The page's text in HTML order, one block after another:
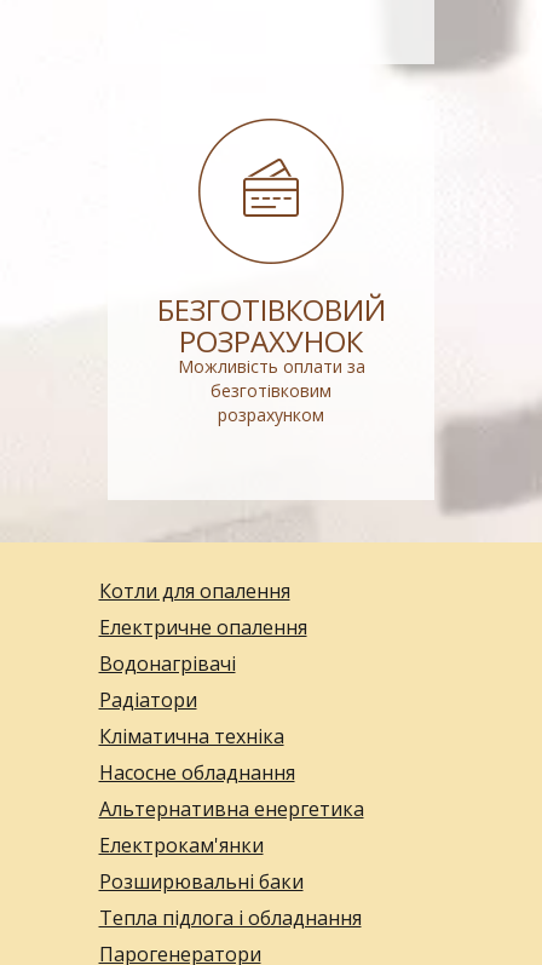
БЕЗГОТІВКОВИЙ
РОЗРАХУНОК
Можливість оплати за
безготівковим
розрахунком
Котли для опалення
Електричне опалення
Водонагрівачі
Радіатори
Кліматична техніка
Насосне обладнання
Альтернативна енергетика
Електрокам'янки
Розширювальні баки
Тепла підлога і обладнання
Парогенератори